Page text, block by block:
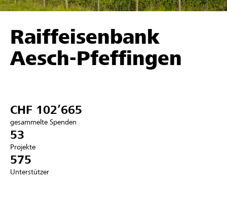
Unterstützen
Hilfe & Support
Anmelden
Projekte und Organisationen finden
Raiffeisenbank
Aesch-Pfeffingen
CHF 102’665
gesammelte Spenden
53
Projekte
575
Unterstützer